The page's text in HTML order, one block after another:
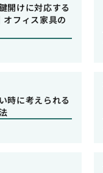
開けに対応する
フィス家具の
時に考えられる